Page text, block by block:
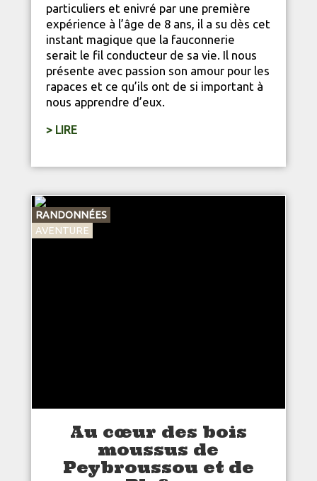
particuliers et enivré par une première
expérience à l’âge de 8 ans, il a su dès cet
instant magique que la fauconnerie
serait le fil conducteur de sa vie. Il nous
présente avec passion son amour pour les
rapaces et ce qu’ils ont de si important à
nous apprendre d’eux.
> LIRE
RANDONNÉES
AVENTURE
Au cœur des bois
moussus de
Peybroussou et de